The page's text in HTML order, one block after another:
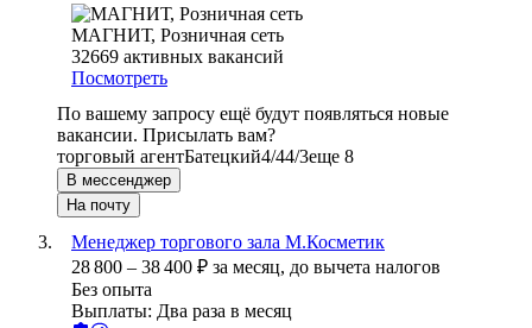
МАГНИТ, Розничная сеть
32669 активных вакансий
Посмотреть
По вашему запросу ещё будут появляться новые
вакансии. Присылать вам?
торговый агентБатецкий4/44/3еще 8
В мессенджер
На почту
Менеджер торгового зала М.Косметик
28 800 – 38 400 ₽ за месяц, до вычета налогов
Без опыта
Выплаты: Два раза в месяц